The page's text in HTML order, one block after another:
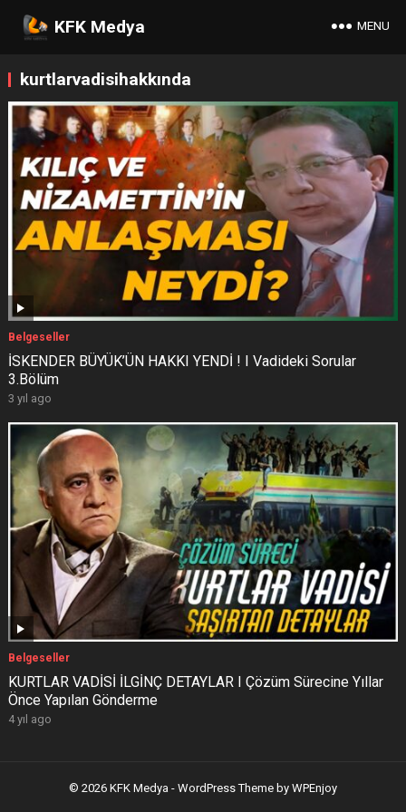
KFK Medya MENU
kurtlarvadisihakkında
Belgeseller
İSKENDER BÜYÜK’ÜN HAKKI YENDİ ! I Vadideki Sorular
3.Bölüm
3 yıl ago
Belgeseller
KURTLAR VADİSİ İLGİNÇ DETAYLAR I Çözüm Sürecine Yıllar
Önce Yapılan Gönderme
4 yıl ago
© 2026 KFK Medya - WordPress Theme by WPEnjoy